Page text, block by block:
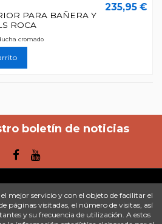
PARA BAÑERA Y
ROCA
235,95 €
cromado
boletín de noticias
mejor servicio y con el objeto de facilitar el
páginas visitadas, el número de visitas, así
y su frecuencia de utilización. A estos